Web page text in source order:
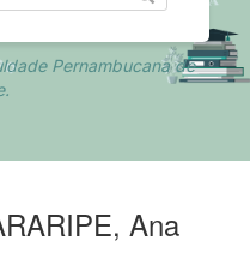
Pernambucana de
Ana